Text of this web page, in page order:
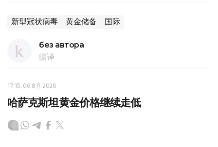
新型冠状病毒 黄金储备 国际
без автора
编译
17:15, 06 8月 2026
哈萨克斯坦黄金价格继续走低